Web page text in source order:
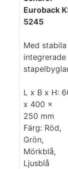
Euroback
5245
Med stabila
integrerade
L x B x H:
x 400 x
250 mm
Färg: Röd,
Grön,
Mörkblå,
Ljusblå